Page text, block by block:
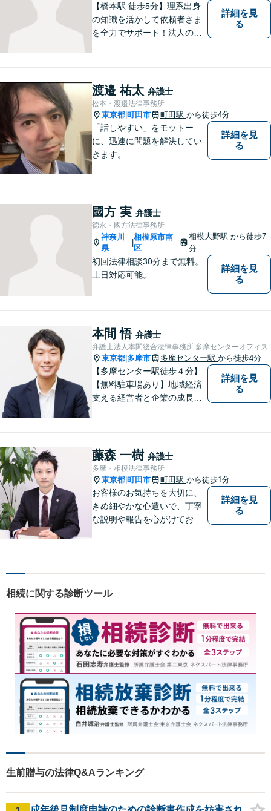
【橋本駅 徒歩5分】理系出身
の知識を活かして依頼者さま
を全力でサポート！法人のお
したいことを整理しながら導
き出します。
詳細を見
る
渡邉 祐太 弁護士
松本・渡邉法律事務所
東京都 町田市 町田駅 から徒歩4分
「話しやすい」をモットー
に、迅速に問題を解決してい
きます。
詳細を見
る
國方 実 弁護士
德永・國方法律事務所
神奈川
県
相模原市南
区
相模大野駅 から徒歩7
分
初回法律相談30分まで無料。
土日対応可能。
詳細を見
る
本間 悟 弁護士
弁護士法人本間総合法律事務所 多摩センターオフィス
東京都 多摩市 多摩センター駅 から徒歩4分
【多摩センター駅徒歩４分】
【無料駐車場あり】地域経済
支える経営者と企業の成長を
事故、相続、成年後見、不動
産など幅広く法律問題に対応
しますので、お気軽にご相談
を。
詳細を見
る
藤森 一樹 弁護士
多摩・相模法律事務所
東京都 町田市 町田駅 から徒歩1分
お客様のお気持ちを大切に、
きめ細やかな心遣いで、丁寧
な説明や報告を心がけており
い相手方でもスムーズに解決
詳細を見
る
相続に関する診断ツール
生前贈与の法律Q&Aランキング